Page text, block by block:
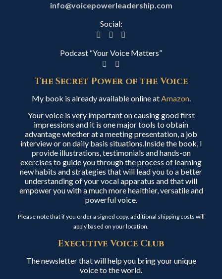
info@voicepowerleadership.com
Social:
Podcast “Your Voice Matters”
The Secret Power of the Voice
My book is already available online atAmazon.
Your voice is very important on causing good first
impressions and it is one major tools to obtain
advantage whether at a meeting presentation, a job
interview or on daily basis situations.Inside the book, I
provide illustrations, testimonials and hands-on
exercises to guide you through the process of learning
new habits and strategies that will lead you to a better
understanding of your vocal apparatus and that will
empower you with a much more healthier, versatile and
powerful voice.
Please note that if you order a signed copy, additional shipping costs will
apply based on your location.
Executive Voice Club
The newsletter that will help you bring your unique
voice to the world.